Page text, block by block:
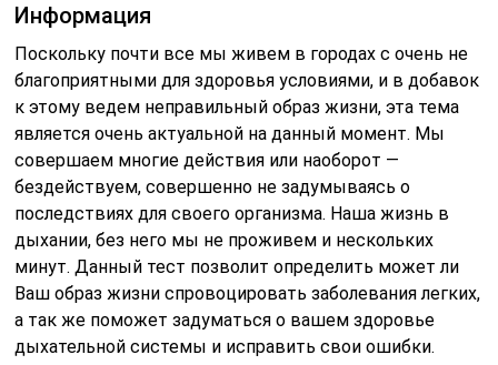
Информация
Поскольку почти все мы живем в городах с очень не
благоприятными для здоровья условиями, и в добавок
к этому ведем неправильный образ жизни, эта тема
является очень актуальной на данный момент. Мы
совершаем многие действия или наоборот —
бездействуем, совершенно не задумываясь о
последствиях для своего организма. Наша жизнь в
дыхании, без него мы не проживем и нескольких
минут. Данный тест позволит определить может ли
Ваш образ жизни спровоцировать заболевания легких,
а так же поможет задуматься о вашем здоровье
дыхательной системы и исправить свои ошибки.